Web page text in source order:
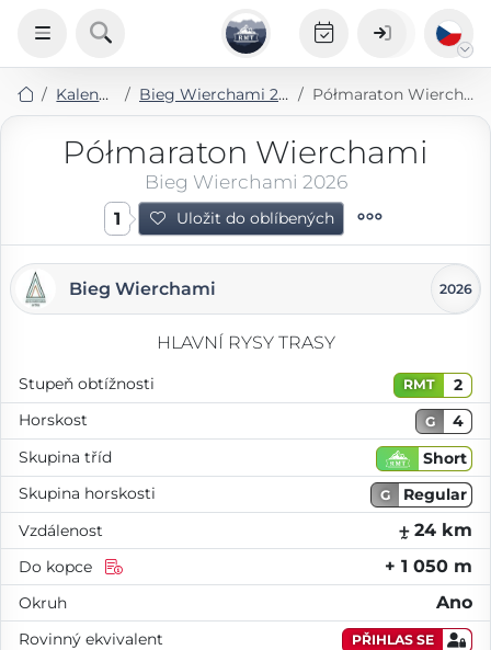
Kalendář Bieg Wierchami 2026 Półmaraton Wierchami
Półmaraton Wierchami
Bieg Wierchami 2026
1 Uložit do oblíbených
Bieg Wierchami 2026
HLAVNÍ RYSY TRASY
Stupeň obtížnosti RMT
2
Horskost
G
4
Skupina tříd
Short
Skupina horskosti
G
Regular
Vzdálenost
⨦ 24 km
Do kopce + 1 050 m
Okruh Ano
Rovinný ekvivalent PŘIHLAS SE